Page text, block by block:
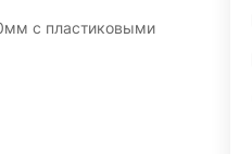
с пластиковыми